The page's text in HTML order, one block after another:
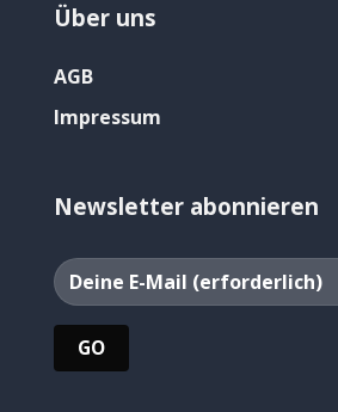
Über uns
AGB
Impressum
Newsletter abonnieren